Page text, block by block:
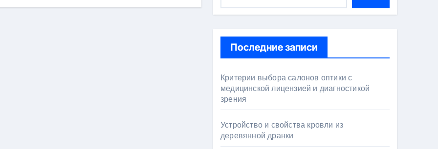
Последние записи
Критерии выбора салонов оптики с
медицинской лицензией и диагностикой
зрения
Устройство и свойства кровли из
деревянной дранки